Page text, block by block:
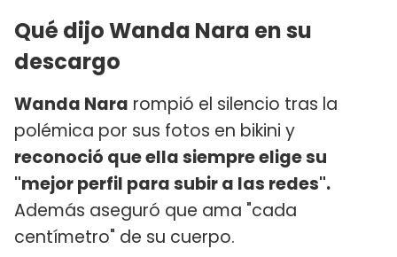
Qué dijo Wanda Nara en su
descargo
Wanda Nara rompió el silencio tras la
polémica por sus fotos en bikini y
reconoció que ella siempre elige su
"mejor perfil para subir a las redes".
Además aseguró que ama "cada
centímetro" de su cuerpo.